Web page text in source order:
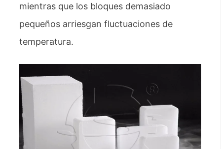
mientras que los bloques demasiado
pequeños arriesgan fluctuaciones de
temperatura.